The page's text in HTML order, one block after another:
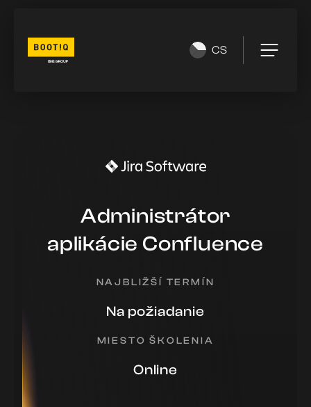
CS
Administrátor
aplikácie Confluence
NAJBLIŽŠÍ TERMÍN
Na požiadanie
MIESTO ŠKOLENIA
Online